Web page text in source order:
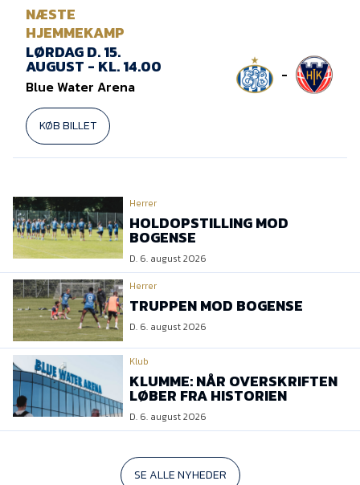
NÆSTE
HJEMMEKAMP
LØRDAG D. 15.
AUGUST - KL. 14.00
Blue Water Arena
KØB BILLET
-
Herrer
HOLDOPSTILLING MOD
BOGENSE
D. 6. august 2026
Herrer
TRUPPEN MOD BOGENSE
D. 6. august 2026
Klub
KLUMME: NÅR OVERSKRIFTEN
LØBER FRA HISTORIEN
D. 6. august 2026
SE ALLE NYHEDER